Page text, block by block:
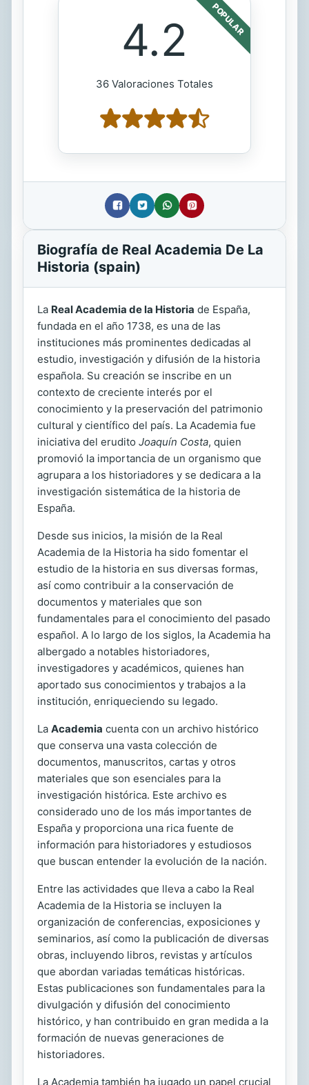
POPULAR
4.2
36 Valoraciones Totales
Biografía de Real Academia De La
Historia (spain)
La Real Academia de la Historia de España,
fundada en el año 1738, es una de las
instituciones más prominentes dedicadas al
estudio, investigación y difusión de la historia
española. Su creación se inscribe en un
contexto de creciente interés por el
conocimiento y la preservación del patrimonio
cultural y científico del país. La Academia fue
iniciativa del erudito Joaquín Costa, quien
promovió la importancia de un organismo que
agrupara a los historiadores y se dedicara a la
investigación sistemática de la historia de
España.
Desde sus inicios, la misión de la Real
Academia de la Historia ha sido fomentar el
estudio de la historia en sus diversas formas,
así como contribuir a la conservación de
documentos y materiales que son
fundamentales para el conocimiento del pasado
español. A lo largo de los siglos, la Academia ha
albergado a notables historiadores,
investigadores y académicos, quienes han
aportado sus conocimientos y trabajos a la
institución, enriqueciendo su legado.
La Academia cuenta con un archivo histórico
que conserva una vasta colección de
documentos, manuscritos, cartas y otros
materiales que son esenciales para la
investigación histórica. Este archivo es
considerado uno de los más importantes de
España y proporciona una rica fuente de
información para historiadores y estudiosos
que buscan entender la evolución de la nación.
Entre las actividades que lleva a cabo la Real
Academia de la Historia se incluyen la
organización de conferencias, exposiciones y
seminarios, así como la publicación de diversas
obras, incluyendo libros, revistas y artículos
que abordan variadas temáticas históricas.
Estas publicaciones son fundamentales para la
divulgación y difusión del conocimiento
histórico, y han contribuido en gran medida a la
formación de nuevas generaciones de
historiadores.
La Academia también ha jugado un papel crucial